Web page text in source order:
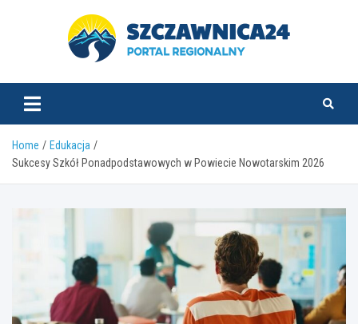
szczawnica24.pl
Home
Edukacja
Sukcesy Szkół Ponadpodstawowych w Powiecie Nowotarskim 2026